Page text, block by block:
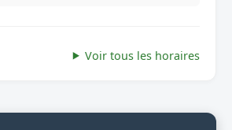
Voir tous les horaires